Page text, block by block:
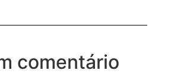
comentário